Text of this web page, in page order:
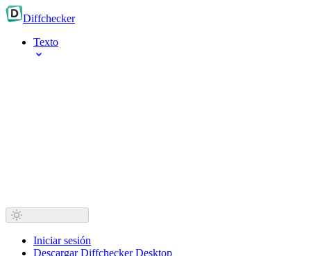
Diffchecker
Texto
Iniciar sesión
Descargar Diffchecker Desktop